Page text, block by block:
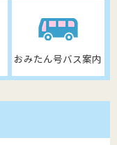
おみたん号バス案内